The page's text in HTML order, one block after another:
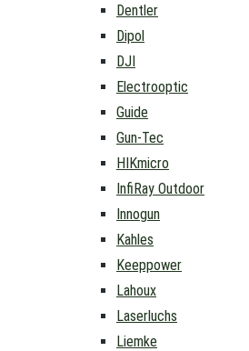
Dentler
Dipol
DJI
Electrooptic
Guide
Gun-Tec
HIKmicro
InfiRay Outdoor
Innogun
Kahles
Keeppower
Lahoux
Laserluchs
Liemke